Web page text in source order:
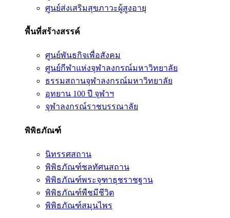
ศูนย์ส่งเสริมสุขภาวะผู้สูงอายุ
พื้นที่สร้างสรรค์
ศูนย์พันธกิจเพื่อสังคม
ศูนย์กีฬาแห่งจุฬาลงกรณ์มหาวิทยาลัย
ธรรมสถานจุฬาลงกรณ์มหาวิทยาลัย
อุทยาน 100 ปี จุฬาฯ
จุฬาลงกรณ์ราชบรรณาลัย
พิพิธภัณฑ์
นิทรรศสถาน
พิพิธภัณฑ์ชลทัศนสถาน
พิพิธภัณฑ์พระจุฑาธุชราชฐาน
พิพิธภัณฑ์พืชมีชีวิต
พิพิธภัณฑ์สมุนไพร